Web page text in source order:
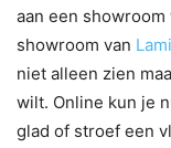
aan een showroom
showroom van
niet alleen zien
wilt. Online kun je
glad of stroef een